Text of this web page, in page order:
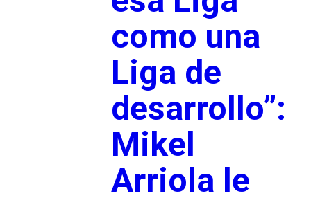
como una
Liga de
desarrollo”:
Mikel
Arriola le